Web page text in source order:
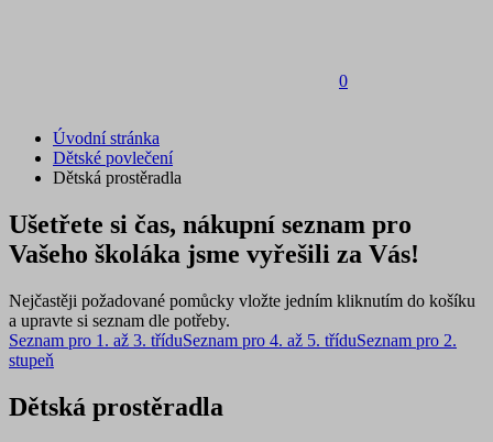
0
Úvodní stránka
Dětské povlečení
Dětská prostěradla
Ušetřete si čas, nákupní seznam pro
Vašeho školáka jsme vyřešili za Vás!
Nejčastěji požadované pomůcky vložte jedním kliknutím do košíku
a upravte si seznam dle potřeby.
Seznam pro 1. až 3. tříduSeznam pro 4. až 5. tříduSeznam pro 2.
stupeň
Dětská prostěradla